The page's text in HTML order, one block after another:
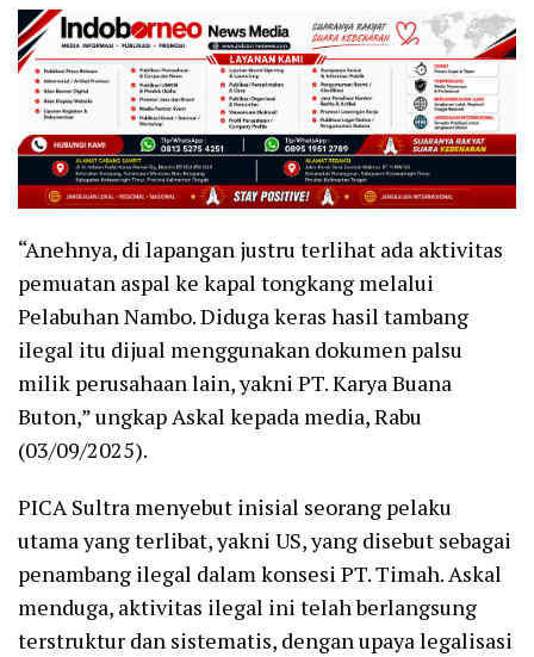
“Anehnya, di lapangan justru terlihat ada aktivitas
pemuatan aspal ke kapal tongkang melalui
Pelabuhan Nambo. Diduga keras hasil tambang
ilegal itu dijual menggunakan dokumen palsu
milik perusahaan lain, yakni PT. Karya Buana
Buton,” ungkap Askal kepada media, Rabu
(03/09/2025).
PICA Sultra menyebut inisial seorang pelaku
utama yang terlibat, yakni US, yang disebut sebagai
penambang ilegal dalam konsesi PT. Timah. Askal
menduga, aktivitas ilegal ini telah berlangsung
terstruktur dan sistematis, dengan upaya legalisasi